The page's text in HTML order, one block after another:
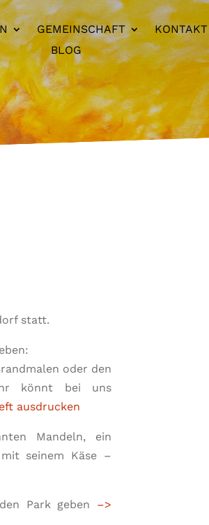
GEMEINSCHAFT KONTAKT
BLOG
statt.
oder den
könnt bei uns
ausdrucken
Mandeln, ein
seinem Käse –
Park geben –>